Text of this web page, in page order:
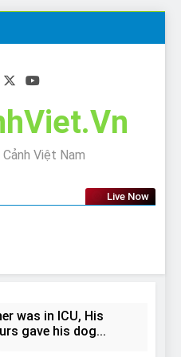
Việt Nam
Live Now
was in ICU, His
gave his dog